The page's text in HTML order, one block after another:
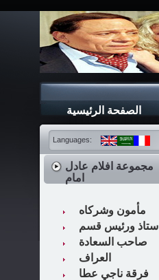
الصفحة الرئيسية
Languages:
مجموعة افلام عادل
امام
مأمون وشركاه
استاذ ورئيس قسم
صاحب السعادة
العراف
فرقة ناجي عطا